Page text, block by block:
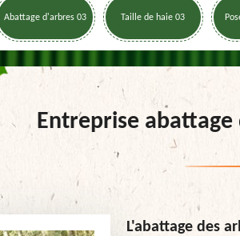
Abattage d'arbres 03 Taille de haie 03
Entreprise
L'abattage des